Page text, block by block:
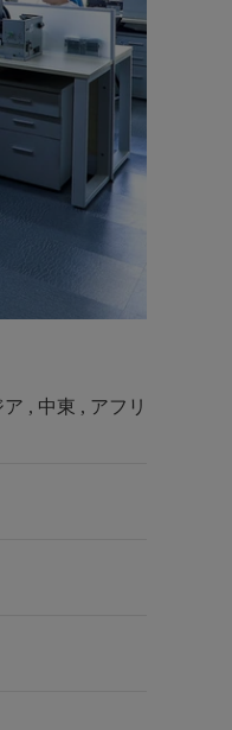
, 中東 , アフリ